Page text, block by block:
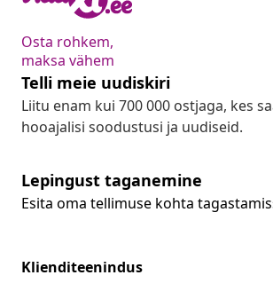
Osta rohkem,
maksa vähem
Telli meie uudiskiri
Liitu enam kui 700 000 ostjaga, kes
hooajalisi soodustusi ja uudiseid.
Lepingust taganemine
Esita oma tellimuse kohta
Klienditeenindus